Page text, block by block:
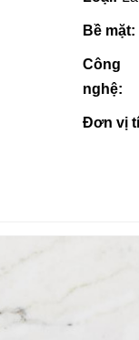
Bề mặt:
Công
nghệ:
Đơn vị
giá rẻ tại Quảng